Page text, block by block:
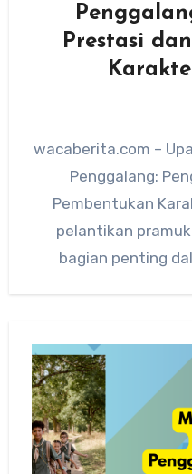
Prestasi
wacaberita.com –
Penggalang:
Pembentukan
pelantikan
bagian penting